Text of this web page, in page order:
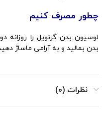
چطور مصرف کنیم
لوسیون بدن گرنویل را
بدن بمالید و به آرامی ماساژ
نظرات (0)